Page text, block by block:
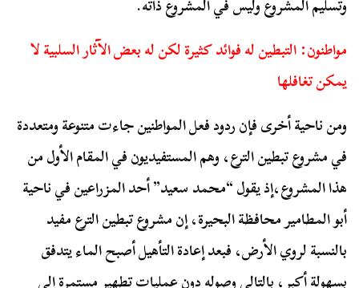
مواطنون: التبطين له فوائد كثيرة لكن له بعض الآثار السلبية لا
يمكن تغافلها
ومن ناحية أخرى فإن ردود فعل المواطنين جاءت متنوعة ومتعددة
في مشروع تبطين الترع، وهم المستفيديون في المقام الأول من
هذا المشروع،إذ يقول “محمد سعيد” أحد المزراعين في ناحية
أبو المطامير محافظة البحيرة، إن مشروع تبطين الترع مفيد
بالنسبة لروي الأرض، فبعد إعادة التأهيل أصبح الماء يتدفق
بسهولة أكبر، بالتالي وصوله دون عمليات تطهير مستمرة إلى